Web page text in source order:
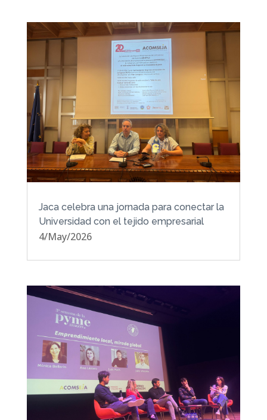
Jaca celebra una jornada para conectar la
Universidad con el tejido empresarial
4/May/2026